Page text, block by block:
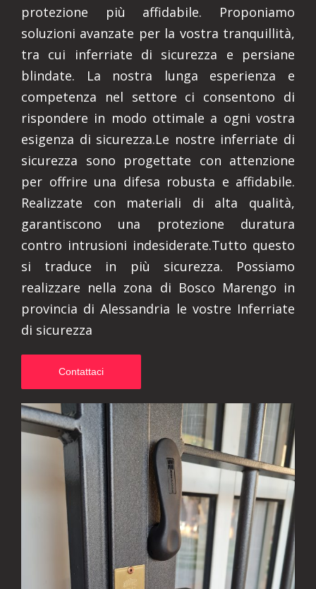
protezione più affidabile. Proponiamo
soluzioni avanzate per la vostra tranquillità,
tra cui inferriate di sicurezza e persiane
blindate. La nostra lunga esperienza e
competenza nel settore ci consentono di
rispondere in modo ottimale a ogni vostra
esigenza di sicurezza.Le nostre inferriate di
sicurezza sono progettate con attenzione
per offrire una difesa robusta e affidabile.
Realizzate con materiali di alta qualità,
garantiscono una protezione duratura
contro intrusioni indesiderate.Tutto questo
si traduce in più sicurezza. Possiamo
realizzare nella zona di Bosco Marengo in
provincia di Alessandria le vostre Inferriate
di sicurezza
Contattaci